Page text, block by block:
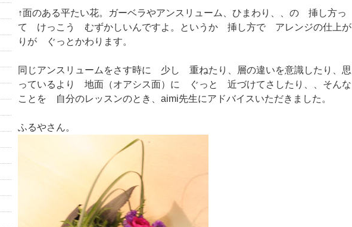
↑面のある平たい花。ガーベラやアンスリューム、ひまわり、、の 挿し方っ
て けっこう むずかしいんですよ。というか 挿し方で アレンジの仕上が
りが ぐっとかわります。
同じアンスリュームをさす時に 少し 重ねたり、層の違いを意識したり、思
っているより 地面（オアシス面）に ぐっと 近づけてさしたり、、そんな
ことを 自分のレッスンのとき、aimi先生にアドバイスいただきました。
ふるやさん。